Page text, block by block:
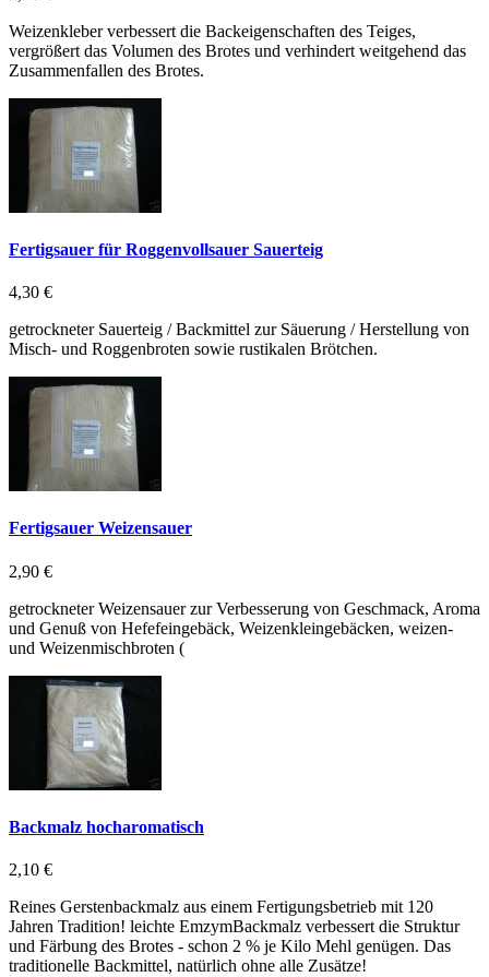
Weizenkleber verbessert die Backeigenschaften des Teiges,
vergrößert das Volumen des Brotes und verhindert weitgehend das
Zusammenfallen des Brotes.
Fertigsauer für Roggenvollsauer Sauerteig
4,30 €
getrockneter Sauerteig / Backmittel zur Säuerung / Herstellung von
Misch- und Roggenbroten sowie rustikalen Brötchen.
Fertigsauer Weizensauer
2,90 €
getrockneter Weizensauer zur Verbesserung von Geschmack, Aroma
und Genuß von Hefefeingebäck, Weizenkleingebäcken, weizen-
und Weizenmischbroten (
Backmalz hocharomatisch
2,10 €
Reines Gerstenbackmalz aus einem Fertigungsbetrieb mit 120
Jahren Tradition! leichte EmzymBackmalz verbessert die Struktur
und Färbung des Brotes - schon 2 % je Kilo Mehl genügen. Das
traditionelle Backmittel, natürlich ohne alle Zusätze!